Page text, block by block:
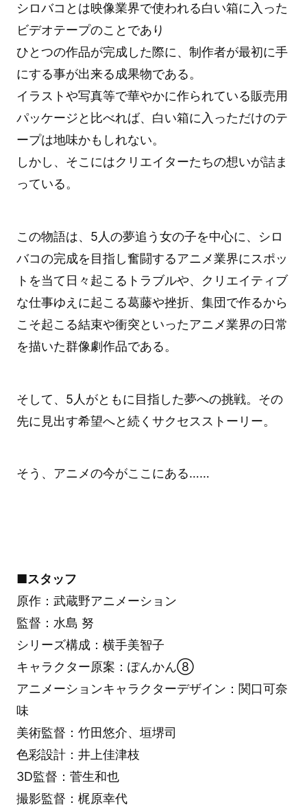
シロバコとは映像業界で使われる白い箱に入った
ビデオテープのことであり
ひとつの作品が完成した際に、制作者が最初に手
にする事が出来る成果物である。
イラストや写真等で華やかに作られている販売用
パッケージと比べれば、白い箱に入っただけのテ
ープは地味かもしれない。
しかし、そこにはクリエイターたちの想いが詰ま
っている。
この物語は、5人の夢追う女の子を中心に、シロ
バコの完成を目指し奮闘するアニメ業界にスポッ
トを当て日々起こるトラブルや、クリエイティブ
な仕事ゆえに起こる葛藤や挫折、集団で作るから
こそ起こる結束や衝突といったアニメ業界の日常
を描いた群像劇作品である。
そして、5人がともに目指した夢への挑戦。その
先に見出す希望へと続くサクセスストーリー。
そう、アニメの今がここにある……
■スタッフ
原作：武蔵野アニメーション
監督：水島 努
シリーズ構成：横手美智子
キャラクター原案：ぽんかん⑧
アニメーションキャラクターデザイン：関口可奈
味
美術監督：竹田悠介、垣堺司
色彩設計：井上佳津枝
3D監督：菅生和也
撮影監督：梶原幸代